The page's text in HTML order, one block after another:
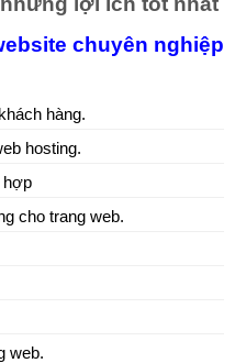
chuyên nghiệp
hàng.
hosting.
hợp
cho trang web.
web.